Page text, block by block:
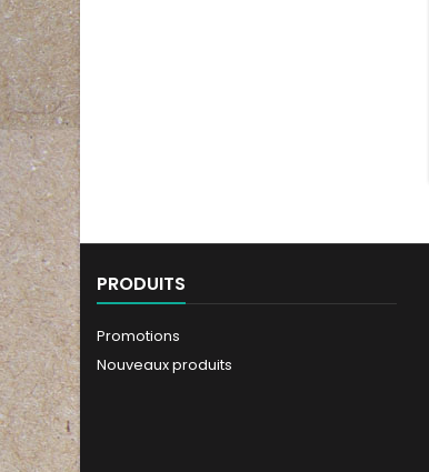
PRODUITS
Promotions
Nouveaux produits